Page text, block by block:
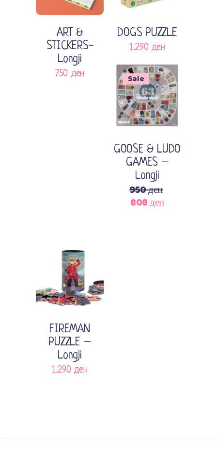
ART &
STICKERS-
Longji
750 ден
DOGS PUZZLE
1.290 ден
Sale
Додади во кошничка
GOOSE & LUDO
GAMES –
Longji
950ден
Original
808денCurrent
Додади во кошничка
FIREMAN
PUZZLE –
Longji
1.290 ден